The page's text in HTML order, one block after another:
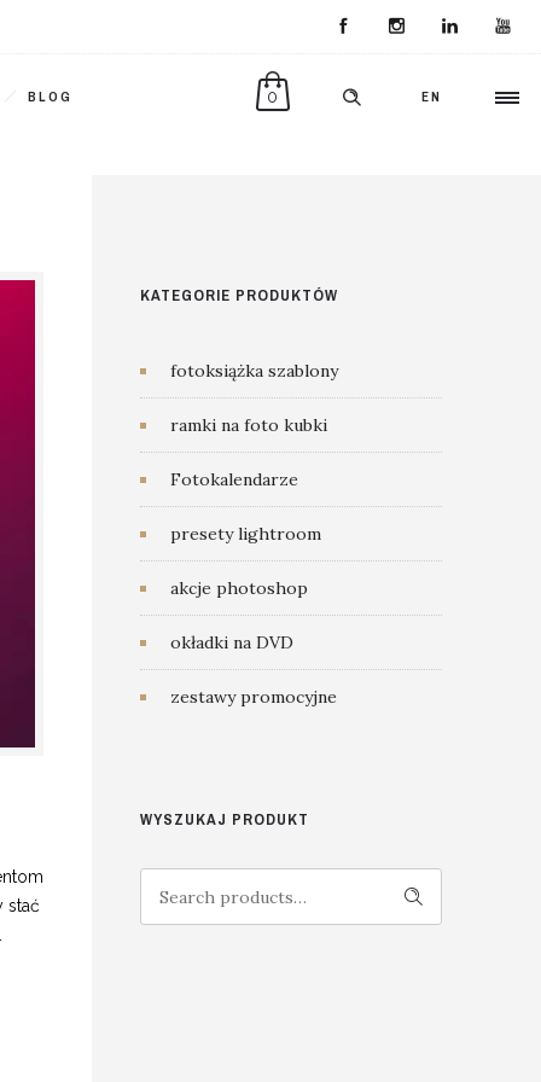
EN
0
BLOG
stać
KATEGORIE PRODUKTÓW
fotoksiążka szablony
ramki na foto kubki
Fotokalendarze
presety lightroom
akcje photoshop
okładki na DVD
zestawy promocyjne
WYSZUKAJ PRODUKT
Search